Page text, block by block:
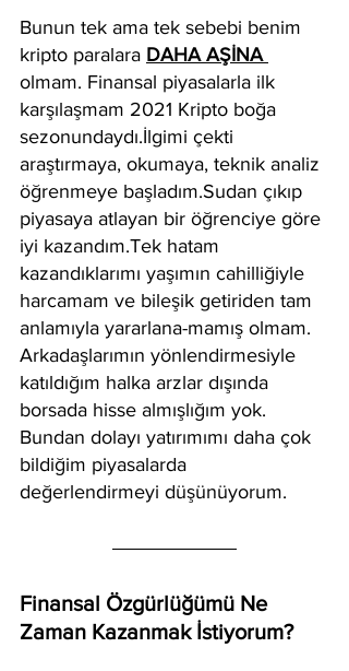
Bunun tek ama tek sebebi benim
kripto paralara DAHA AŞİNA
olmam. Finansal piyasalarla ilk
karşılaşmam 2021 Kripto boğa
sezonundaydı.İlgimi çekti
araştırmaya, okumaya, teknik analiz
öğrenmeye başladım.Sudan çıkıp
piyasaya atlayan bir öğrenciye göre
iyi kazandım.Tek hatam
kazandıklarımı yaşımın cahilliğiyle
harcamam ve bileşik getiriden tam
anlamıyla yararlana-mamış olmam.
Arkadaşlarımın yönlendirmesiyle
katıldığım halka arzlar dışında
borsada hisse almışlığım yok.
Bundan dolayı yatırımımı daha çok
bildiğim piyasalarda
değerlendirmeyi düşünüyorum.
Finansal Özgürlüğümü Ne
Zaman Kazanmak İstiyorum?